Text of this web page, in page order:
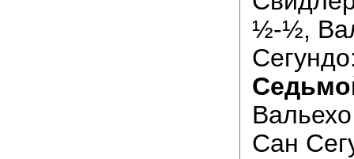
½-½,
Сан